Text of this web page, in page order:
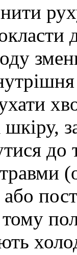
шкіру,
до
травми
або